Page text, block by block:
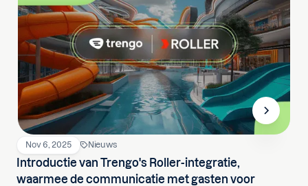
Nov 6, 2025 Nieuws
Introductie van Trengo's Roller-integratie,
waarmee de communicatie met gasten voor